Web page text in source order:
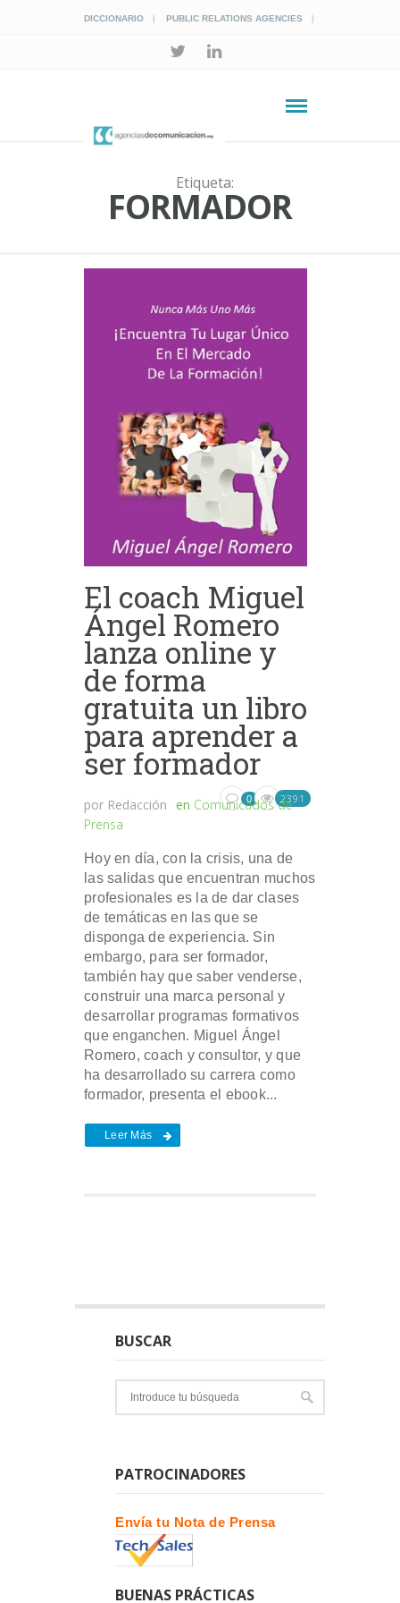
DICCIONARIO PUBLIC RELATIONS AGENCIES
Etiqueta:
FORMADOR
El coach Miguel
Ángel Romero
lanza online y
de forma
gratuita un libro
para aprender a
ser formador
por Redacción en Comunicados de
Prensa
0 2391
Hoy en día, con la crisis, una de
las salidas que encuentran muchos
profesionales es la de dar clases
de temáticas en las que se
disponga de experiencia. Sin
embargo, para ser formador,
también hay que saber venderse,
construir una marca personal y
desarrollar programas formativos
que enganchen. Miguel Ángel
Romero, coach y consultor, y que
ha desarrollado su carrera como
formador, presenta el ebook...
Leer Más
BUSCAR
PATROCINADORES
Envía tu Nota de Prensa
BUENAS PRÁCTICAS